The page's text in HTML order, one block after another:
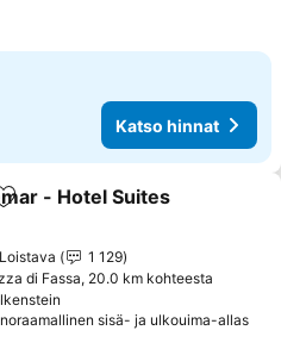
Katso hinnat
Lisää suosikkeihin
- Hotel Suites
hinnat
Loistava
1 129
di Fassa, 20.0 km kohteesta
sisä- ja ulkouima-allas